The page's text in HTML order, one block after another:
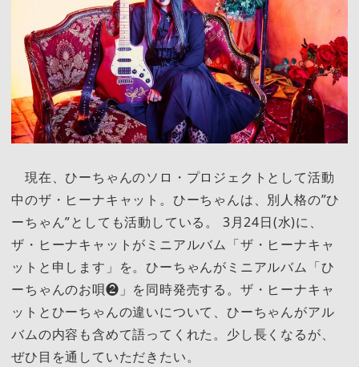
現在、ひーちゃんのソロ・プロジェクトとして活動
中のザ・ヒーナキャット。ひーちゃんは、別人格の”ひ
ーちゃん”としても活動している。 3月24日(水)に、
ザ・ヒーナキャットがミニアルバム「ザ・ヒーナキャ
ットと申します」を。ひーちゃんがミニアルバム「ひ
ーちゃんのお唄❷」を同時発売する。ザ・ヒーナキャ
ットとひーちゃんの違いについて、ひーちゃんがアル
バムの内容も含めて語ってくれた。少し長くなるが、
ぜひ目を通していただきたい。